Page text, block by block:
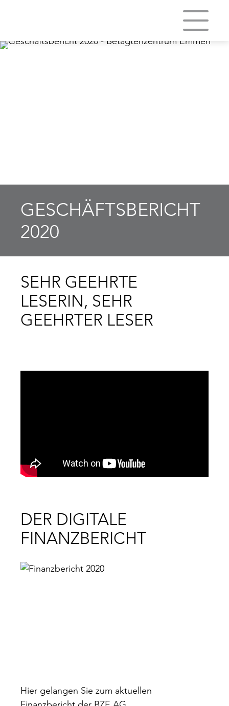
GESCHÄFTSBERICHT
2020
SEHR GEEHRTE
LESERIN, SEHR
GEEHRTER LESER
DER DIGITALE
FINANZBERICHT
Hier gelangen Sie zum aktuellen